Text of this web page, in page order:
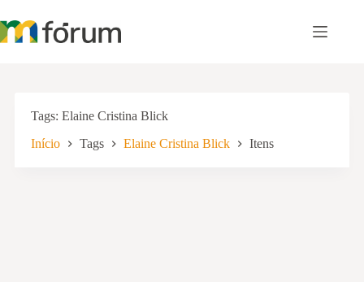
para
o
Tags Elaine Cristina Blick
Início Tags Elaine Cristina Blick Itens